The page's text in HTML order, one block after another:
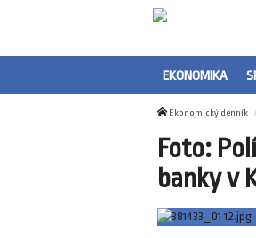
EKONOMIKA
Ekonomický denník
Foto:
banky v